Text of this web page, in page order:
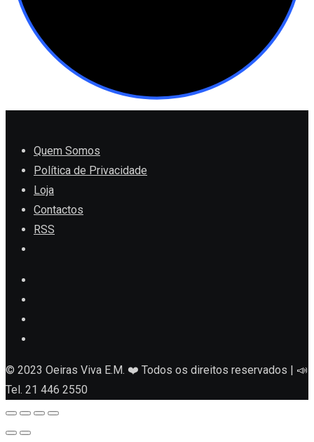
Quem Somos
Política de Privacidade
Loja
Contactos
RSS
© 2023 Oeiras Viva E.M. ❤️ Todos os direitos reservados | 📣
Tel. 21 446 2550